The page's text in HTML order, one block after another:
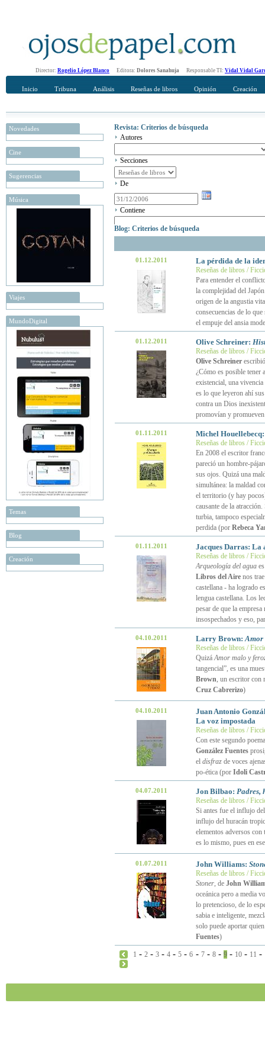
Director: Rogelio López Blanco Editora: Dolores Sanahuja Responsable TI: Vidal Vidal
Inicio Tribuna Análisis Reseñas de libros Opinión Creación
Novedades
Cine
Sugerencias
Música
Viajes
MundoDigital
Temas
Blog
Creación
Revista: Criterios de búsqueda
Autores
Secciones
De
Contiene
Blog: Criterios de búsqueda
01.12.2011 La pérdida de la
Reseñas de libros /
Para entender el
la complejidad del
origen de la angustia
consecuencias de lo
el empuje del ansia
01.12.2011 Olive Schreiner:
Reseñas de libros /
Olive Schreiner
¿Cómo es posible tener
existencial, una
es lo que leyeron ahí
contra un Dios
promovían y
01.11.2011 Michel
Reseñas de libros /
En 2008 el escritor
pareció un hombre-
sus ojos. Quizá una
simultánea: la maldad
el territorio (y hay
causante de la
turbia, tampoco
perdida (por Rebeca
01.11.2011 Jacques Darras: La
Reseñas de libros /
Arqueología del aguaes
Libros del Airenos
castellana - ha logrado
lengua castellana. Los
pesar de que la
insospechados y eso,
04.10.2011 Larry Brown:Amor
Reseñas de libros /
QuizáAmor malo y
tangencial”, es una
Brown, un escritor con
Cruz Cabrerizo)
04.10.2011
Juan Antonio
La voz impostada
Reseñas de libros /
Con este segundo
González Fuentes
el disfrazde voces
po-ética (por Idoli
04.07.2011 Jon Bilbao: Padres,
Reseñas de libros /
Si antes fue el influjo
influjo del huracán
elementos adversos
es lo mismo, pues en
01.07.2011 John Williams:
Reseñas de libros /
Stoner, de John
oceánica pero a media
lo pretencioso, de lo
sabia e inteligente,
solo puede aportar
Fuentes)
1 -2 -3 -4 -5 -6 - 7- 8- 9- 10- 11 -